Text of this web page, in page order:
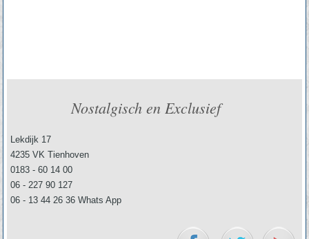
Nostalgisch en Exclusief
Lekdijk 17
4235 VK Tienhoven
0183 - 60 14 00
06 - 227 90 127
06 - 13 44 26 36 Whats App